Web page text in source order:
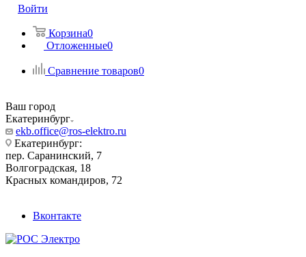
Войти
Корзина0
Отложенные0
Сравнение товаров0
Ваш город
Екатеринбург
ekb.office@ros-elektro.ru
Екатеринбург:
пер. Саранинский, 7
Волгоградская, 18
Красных командиров, 72
Вконтакте